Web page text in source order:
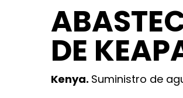
DE
Kenya. Suministro de